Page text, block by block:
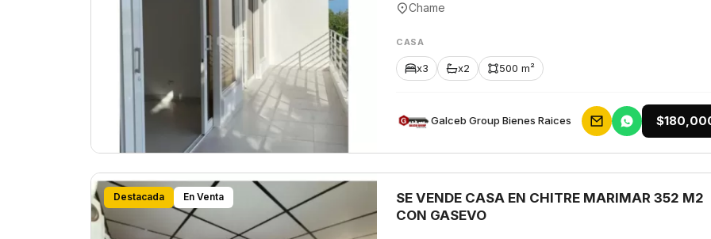
Chame
CASA
x3 x2 500 m²
Galceb Group Bienes Raices
Destacada En Venta
SE VENDE CASA EN CHITRE MARIMAR 352 M2
CON GASEVO